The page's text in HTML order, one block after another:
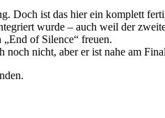
Doch ist das hier ein komplett
wurde – auch weil der
of Silence“ freuen.
nicht, aber er ist nahe am